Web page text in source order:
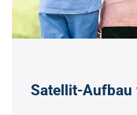
Satellit-Aufbau